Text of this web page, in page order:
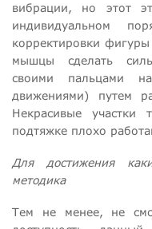
вибрации, но этот
индивидуальном
корректировки
мышцы сделать
своими пальцами
движениями) путем
Некрасивые участки
подтяжке плохо
Для достижения
методика
Тем не менее, не